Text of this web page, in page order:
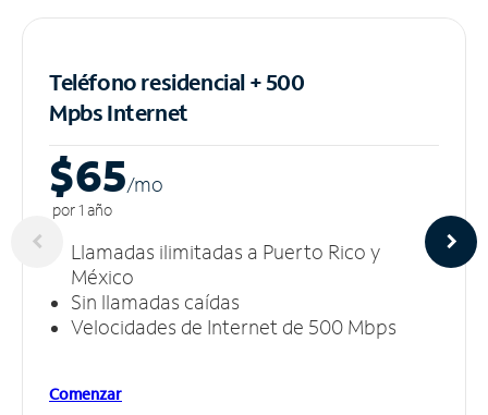
Teléfono residencial + 500
MpbsInternet
$65/mo
por 1 año
Llamadas ilimitadas a Puerto Rico y
México
Sin llamadas caídas
Velocidades de Internet de 500 Mbps
Comenzar